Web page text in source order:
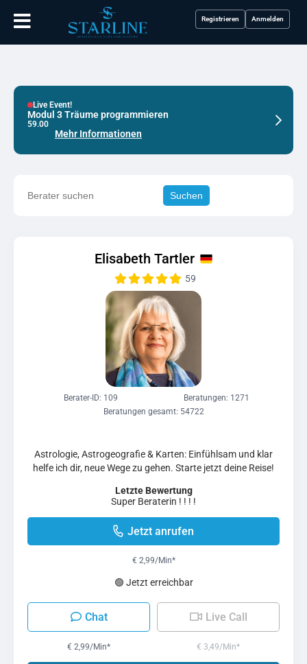
Registrieren Anmelden
Live Event!
Modul 3 Träume programmieren
59.00
Mehr Informationen
Modul
59.00
Suchen
Elisabeth Tartler
59
Astrologie, Astrogeografie & Karten: Einfühlsam und klar
helfe ich dir, neue Wege zu gehen. Starte jetzt deine Reise!
Berater-ID: 109
Beratungen: 1271
Beratungen gesamt: 54722
Letzte Bewertung
Super Beraterin ! ! ! !
Jetzt anrufen
€ 2,99/Min*
🟢 Jetzt erreichbar
Chat
€ 2,99/Min*
Live Call
€ 3,49/Min*